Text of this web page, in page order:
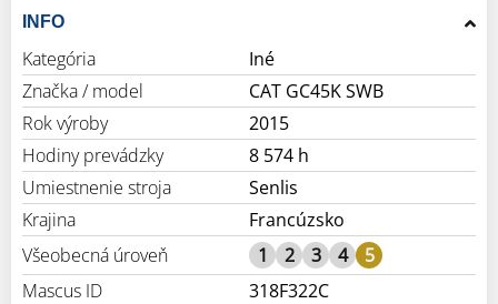
INFO
Kategória
Iné
Značka / model
CAT GC45K SWB
Rok výroby
2015
Hodiny prevádzky
8 574 h
Umiestnenie stroja
Senlis
Krajina
Francúzsko
Všeobecná úroveň
1 2 3 4
5
Mascus ID
318F322C